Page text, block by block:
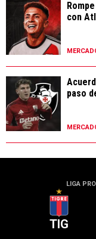
con
paso
LIGA
TIG